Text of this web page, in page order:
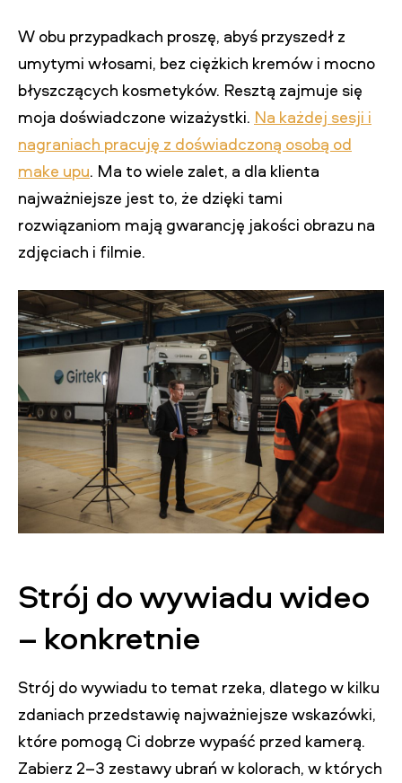
W obu przypadkach proszę, abyś przyszedł z
umytymi włosami, bez ciężkich kremów i mocno
błyszczących kosmetyków. Resztą zajmuje się
moja doświadczone wizażystki. Na każdej sesji i
nagraniach pracuję z doświadczoną osobą od
make upu. Ma to wiele zalet, a dla klienta
najważniejsze jest to, że dzięki tami
rozwiązaniom mają gwarancję jakości obrazu na
zdjęciach i filmie.
Strój do wywiadu wideo
– konkretnie
Strój do wywiadu to temat rzeka, dlatego w kilku
zdaniach przedstawię najważniejsze wskazówki,
które pomogą Ci dobrze wypaść przed kamerą.
Zabierz 2–3 zestawy ubrań w kolorach, w których